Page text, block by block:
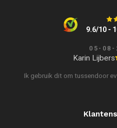
9.6/10 -
05-08-
Karin Lijbers
Ik gebruik dit om tussendoor